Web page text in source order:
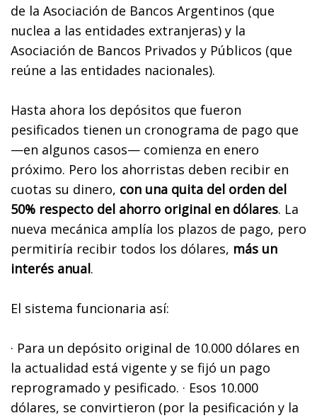
de la Asociación de Bancos Argentinos (que
nuclea a las entidades extranjeras) y la
Asociación de Bancos Privados y Públicos (que
reúne a las entidades nacionales).
Hasta ahora los depósitos que fueron
pesificados tienen un cronograma de pago que
—en algunos casos— comienza en enero
próximo. Pero los ahorristas deben recibir en
cuotas su dinero, con una quita del orden del
50% respecto del ahorro original en dólares. La
nueva mecánica amplía los plazos de pago, pero
permitiría recibir todos los dólares, más un
interés anual.
El sistema funcionaria así:
· Para un depósito original de 10.000 dólares en
la actualidad está vigente y se fijó un pago
reprogramado y pesificado. · Esos 10.000
dólares, se convirtieron (por la pesificación y la